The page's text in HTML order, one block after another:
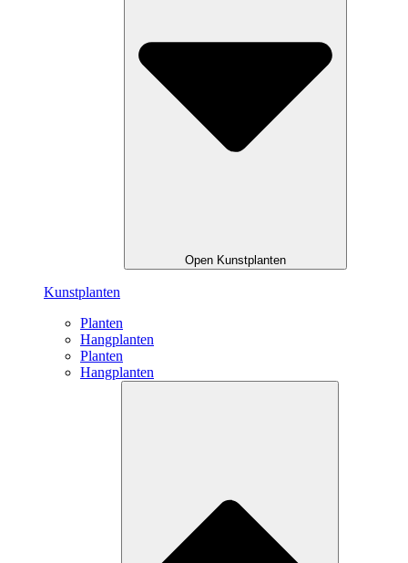
Open Kunstplanten
Kunstplanten
Planten
Hangplanten
Planten
Hangplanten